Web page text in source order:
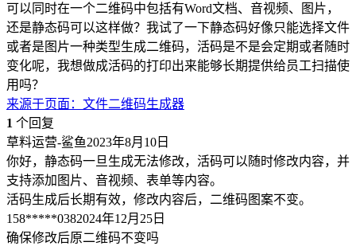
可以同时在一个二维码中包括有Word文档、音视频、图片，
还是静态码可以这样做？我试了一下静态码好像只能选择文件
或者是图片一种类型生成二维码，活码是不是会定期或者随时
变化呢，我想做成活码的打印出来能够长期提供给员工扫描使
用吗？
来源于页面 ： 文件二维码生成器
1 个回复
草料运营-鲨鱼2023年8月10日
你好，静态码一旦生成无法修改，活码可以随时修改内容，并
支持添加图片、音视频、表单等内容。
活码生成后长期有效，修改内容后，二维码图案不变。
158*****0382024年12月25日
确保修改后原二维码不变吗